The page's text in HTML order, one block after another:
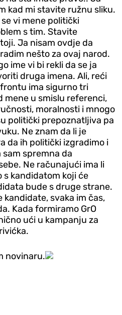
kad mi stavite ružnu sliku.
vi mene politički
s tim. Stavite
Ja nisam ovdje da
nešto za ovaj narod.
ime vi bi rekli da se ja
druga imena. Ali, reći
ima sigurno tri
mene u smislu referenci,
moralnosti i mnogo
politički prepoznatljiva pa
Ne znam da li je
da ih politički izgradimo i
spremna da
Ne računajući ima li
s kandidatom koji će
bude s druge strane.
svaka im čas,
Kada formiramo GrO
ući u kampanju za
novinaru.